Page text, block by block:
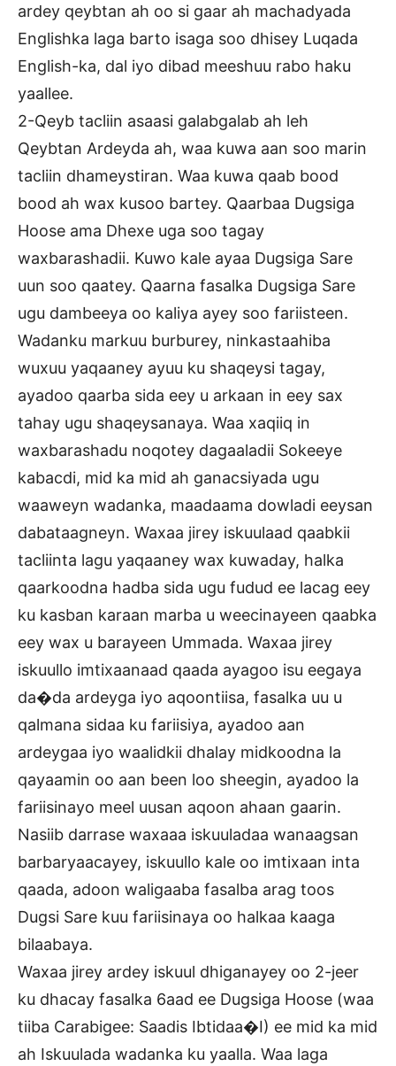
ardey qeybtan ah oo si gaar ah machadyada
Englishka laga barto isaga soo dhisey Luqada
English-ka, dal iyo dibad meeshuu rabo haku
yaallee.
2-Qeyb tacliin asaasi galabgalab ah leh
Qeybtan Ardeyda ah, waa kuwa aan soo marin
tacliin dhameystiran. Waa kuwa qaab bood
bood ah wax kusoo bartey. Qaarbaa Dugsiga
Hoose ama Dhexe uga soo tagay
waxbarashadii. Kuwo kale ayaa Dugsiga Sare
uun soo qaatey. Qaarna fasalka Dugsiga Sare
ugu dambeeya oo kaliya ayey soo fariisteen.
Wadanku markuu burburey, ninkastaahiba
wuxuu yaqaaney ayuu ku shaqeysi tagay,
ayadoo qaarba sida eey u arkaan in eey sax
tahay ugu shaqeysanaya. Waa xaqiiq in
waxbarashadu noqotey dagaaladii Sokeeye
kabacdi, mid ka mid ah ganacsiyada ugu
waaweyn wadanka, maadaama dowladi eeysan
dabataagneyn. Waxaa jirey iskuulaad qaabkii
tacliinta lagu yaqaaney wax kuwaday, halka
qaarkoodna hadba sida ugu fudud ee lacag eey
ku kasban karaan marba u weecinayeen qaabka
eey wax u barayeen Ummada. Waxaa jirey
iskuullo imtixaanaad qaada ayagoo isu eegaya
da�da ardeyga iyo aqoontiisa, fasalka uu u
qalmana sidaa ku fariisiya, ayadoo aan
ardeygaa iyo waalidkii dhalay midkoodna la
qayaamin oo aan been loo sheegin, ayadoo la
fariisinayo meel uusan aqoon ahaan gaarin.
Nasiib darrase waxaaa iskuuladaa wanaagsan
barbaryaacayey, iskuullo kale oo imtixaan inta
qaada, adoon waligaaba fasalba arag toos
Dugsi Sare kuu fariisinaya oo halkaa kaaga
bilaabaya.
Waxaa jirey ardey iskuul dhiganayey oo 2-jeer
ku dhacay fasalka 6aad ee Dugsiga Hoose (waa
tiiba Carabigee: Saadis Ibtidaa�I) ee mid ka mid
ah Iskuulada wadanka ku yaalla. Waa laga